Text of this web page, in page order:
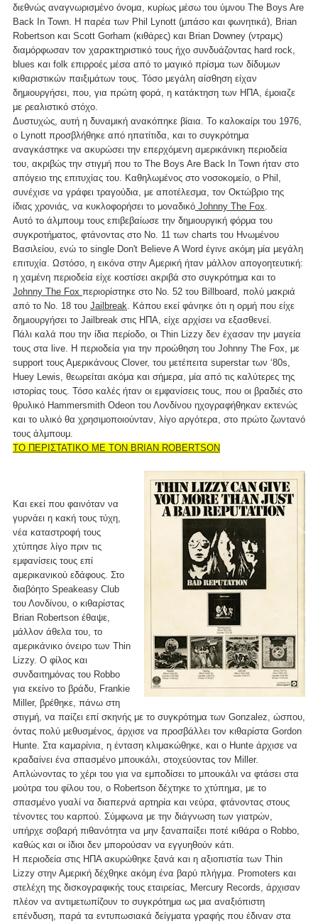
διεθνώς αναγνωρισμένο όνομα, κυρίως μέσω του ύμνου The Boys Are
Back In Town. Η παρέα των Phil Lynott (μπάσο και φωνητικά), Brian
Robertson και Scott Gorham (κιθάρες) και Brian Downey (ντραμς)
διαμόρφωσαν τον χαρακτηριστικό τους ήχο συνδυάζοντας hard rock,
blues και folk επιρροές μέσα από το μαγικό πρίσμα των δίδυμων
κιθαριστικών παιξιμάτων τους. Τόσο μεγάλη αίσθηση είχαν
δημιουργήσει, που, για πρώτη φορά, η κατάκτηση των ΗΠΑ, έμοιαζε
με ρεαλιστικό στόχο.
Δυστυχώς, αυτή η δυναμική ανακόπηκε βίαια. Το καλοκαίρι του 1976,
ο Lynott προσβλήθηκε από ηπατίτιδα, και το συγκρότημα
αναγκάστηκε να ακυρώσει την επερχόμενη αμερικάνικη περιοδεία
του, ακριβώς την στιγμή που το The Boys Are Back In Town ήταν στο
απόγειο της επιτυχίας του. Καθηλωμένος στο νοσοκομείο, ο Phil,
συνέχισε να γράφει τραγούδια, με αποτέλεσμα, τον Οκτώβριο της
ίδιας χρονιάς, να κυκλοφορήσει το μοναδικό Johnny The Fox.
Αυτό το άλμπουμ τους επιβεβαίωσε την δημιουργική φόρμα του
συγκροτήματος, φτάνοντας στο Νο. 11 των charts του Ηνωμένου
Βασιλείου, ενώ το single Don't Believe A Word έγινε ακόμη μία μεγάλη
επιτυχία. Ωστόσο, η εικόνα στην Αμερική ήταν μάλλον απογοητευτική:
η χαμένη περιοδεία είχε κοστίσει ακριβά στο συγκρότημα και το
Johnny The Fox περιορίστηκε στο Νο. 52 του Billboard, πολύ μακριά
από το Νο. 18 του Jailbreak. Κάπου εκεί φάνηκε ότι η ορμή που είχε
δημιουργήσει το Jailbreak στις ΗΠΑ, είχε αρχίσει να εξασθενεί.
Πάλι καλά που την ίδια περίοδο, οι Thin Lizzy δεν έχασαν την μαγεία
τους στα live. Η περιοδεία για την προώθηση του Johnny The Fox, με
support τους Αμερικάνους Clover, του μετέπειτα superstar των ‘80s,
Huey Lewis, θεωρείται ακόμα και σήμερα, μία από τις καλύτερες της
ιστορίας τους. Τόσο καλές ήταν οι εμφανίσεις τους, που οι βραδιές στο
θρυλικό Hammersmith Odeon του Λονδίνου ηχογραφήθηκαν εκτενώς
και το υλικό θα χρησιμοποιούνταν, λίγο αργότερα, στο πρώτο ζωντανό
τους άλμπουμ.
ΤΟ ΠΕΡΙΣΤΑΤΙΚΟ ΜΕ ΤΟΝ BRIAN ROBERTSON
Και εκεί που φαινόταν να
γυρνάει η κακή τους τύχη,
νέα καταστροφή τους
χτύπησε λίγο πριν τις
εμφανίσεις τους επί
αμερικανικού εδάφους. Στo
διαβόητο Speakeasy Club
του Λονδίνου, ο κιθαρίστας
Brian Robertson έθαψε,
μάλλον άθελα του, το
αμερικάνικο όνειρο των Thin
Lizzy. Ο φίλος και
συνδαιτημόνας του Robbo
για εκείνο το βράδυ, Frankie
Miller, βρέθηκε, πάνω στη
στιγμή, να παίζει επί σκηνής με το συγκρότημα των Gonzalez, ώσπου,
όντας πολύ μεθυσμένος, άρχισε να προσβάλλει τον κιθαρίστα Gordon
Hunte. Στα καμαρίνια, η ένταση κλιμακώθηκε, και ο Hunte άρχισε να
κραδαίνει ένα σπασμένο μπουκάλι, στοχεύοντας τον Miller.
Απλώνοντας το χέρι του για να εμποδίσει το μπουκάλι να φτάσει στα
μούτρα του φίλου του, ο Robertson δέχτηκε το χτύπημα, με το
σπασμένο γυαλί να διαπερνά αρτηρία και νεύρα, φτάνοντας στους
τένοντες του καρπού. Σύμφωνα με την διάγνωση των γιατρών,
υπήρχε σοβαρή πιθανότητα να μην ξαναπαίξει ποτέ κιθάρα ο Robbo,
καθώς και οι ίδιοι δεν μπορούσαν να εγγυηθούν κάτι.
Η περιοδεία στις ΗΠΑ ακυρώθηκε ξανά και η αξιοπιστία των Thin
Lizzy στην Αμερική δέχθηκε ακόμη ένα βαρύ πλήγμα. Promoters και
στελέχη της δισκογραφικής τους εταιρείας, Mercury Records, άρχισαν
πλέον να αντιμετωπίζουν το συγκρότημα ως μια αναξιόπιστη
επένδυση, παρά τα εντυπωσιακά δείγματα γραφής που έδιναν στα